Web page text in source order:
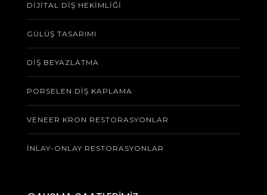
DIJITAL DIŞ HEKIMLIĞI
GÜLÜŞ TASARIMI
DIŞ BEYAZLATMA
PORSELEN DIŞ KAPLAMA
VENEER KRON RESTORASYONLAR
İNLAY-ONLAY RESTORASYONLAR